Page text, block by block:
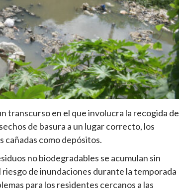
transcurso en el que involucra la recogida de
de basura a un lugar correcto, los
cañadas como depósitos.
no biodegradables se acumulan sin
de inundaciones durante la temporada
para los residentes cercanos a las